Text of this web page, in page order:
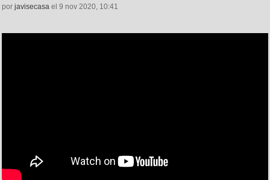
por javisecasa el 9 nov 2020, 10:41